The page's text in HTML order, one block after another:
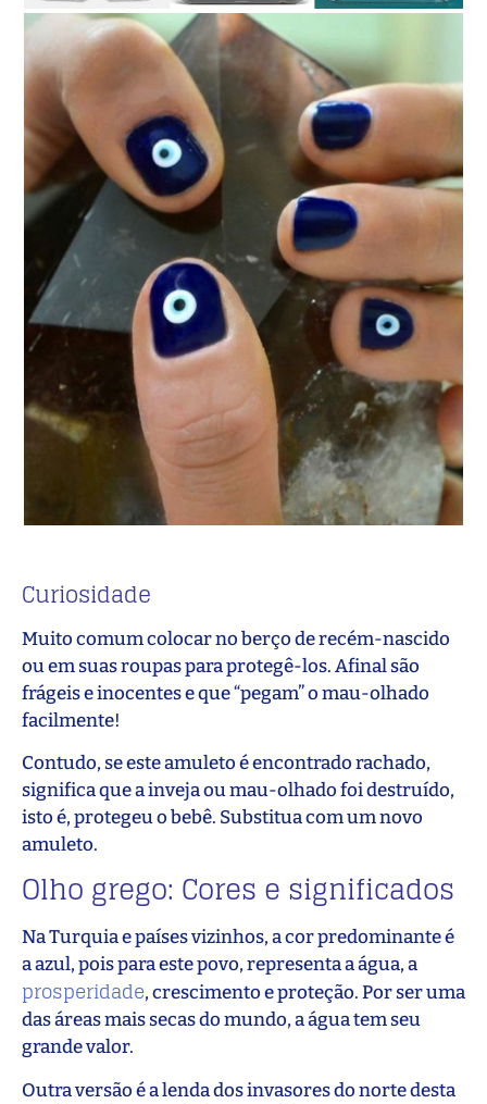
Curiosidade
Muito comum colocar no berço de recém-nascido
ou em suas roupas para protegê-los. Afinal são
frágeis e inocentes e que “pegam” o mau-olhado
facilmente!
Contudo, se este amuleto é encontrado rachado,
significa que a inveja ou mau-olhado foi destruído,
isto é, protegeu o bebê. Substitua com um novo
amuleto.
Olho grego: Cores e significados
Na Turquia e países vizinhos, a cor predominante é
a azul, pois para este povo, representa a água, a
prosperidade, crescimento e proteção. Por ser uma
das áreas mais secas do mundo, a água tem seu
grande valor.
Outra versão é a lenda dos invasores do norte desta